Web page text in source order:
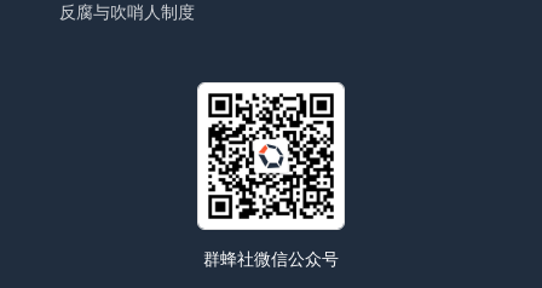
反腐与吹哨人制度
群蜂社微信公众号